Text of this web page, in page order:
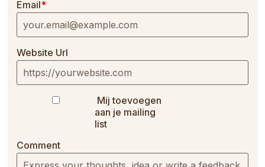
Comment
Email*
Website Url
Mij toevoegen
aan je mailing
list